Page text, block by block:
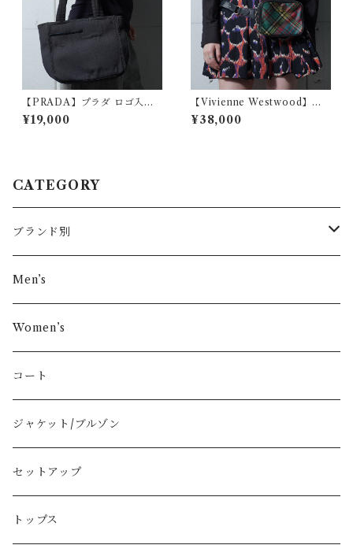
【PRADA】プラダ ロゴ入り
キャンバストートバッグ gray
¥19,000
【Vivienne Westwood】ヴ
ィヴィアンウエストウッド オ
ーブロゴ タータンチェックレ
¥38,000
CATEGORY
ブランド別
その他ブランド
COMME des GARÇONS
Vivienne Westwood
BURBERRY
PRADA
GUCCI
Men’s
Women’s
コート
ジャケット/ブルゾン
セットアップ
トップス